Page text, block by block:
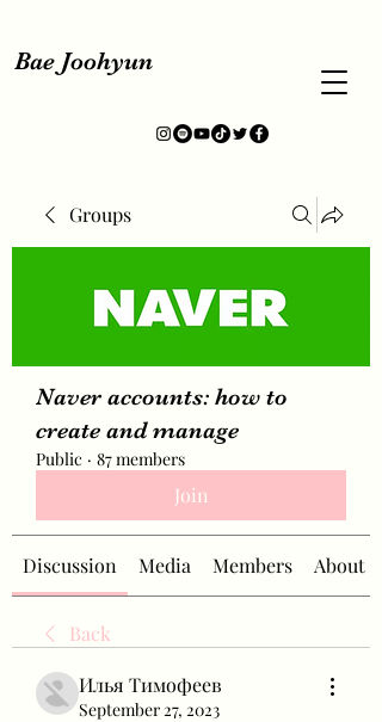
Bae Joohyun
Groups
Naver accounts: how to
create and manage
Public · 87 members
Join
Discussion Media Members About
Back
Илья Тимофеев
September 27, 2023